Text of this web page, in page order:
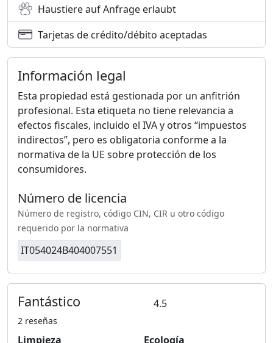
Haustiere auf Anfrage erlaubt
Tarjetas de crédito/débito aceptadas
Información legal
Esta propiedad está gestionada por un anfitrión
profesional. Esta etiqueta no tiene relevancia a
efectos fiscales, incluido el IVA y otros “impuestos
indirectos”, pero es obligatoria conforme a la
normativa de la UE sobre protección de los
consumidores.
Número de licencia
Número de registro, código CIN, CIR u otro código
requerido por la normativa
IT054024B404007551
Fantástico 4.5
2 reseñas
Limpieza Ecología